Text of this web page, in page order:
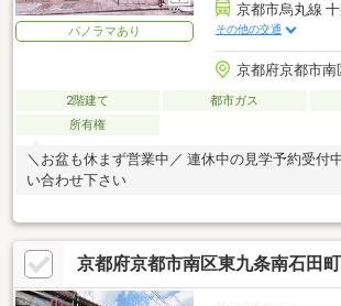
パノラマあり
京都市烏丸線
その他の交通
京都府京都市
2階建て 都市ガス
所有権
＼お盆も休まず営業中／ 連休中の見学予約受付
い合わせ下さい
京都府京都市南区東九条南石田